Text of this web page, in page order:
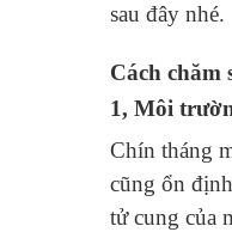
sau đây nhé.
Cách chăm
1, Môi
Chín tháng
cũng ổn
tử cung của